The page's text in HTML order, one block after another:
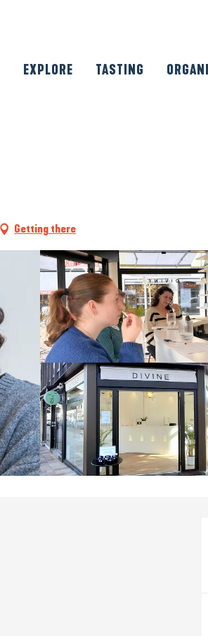
EXPLORE TASTING
Getting there